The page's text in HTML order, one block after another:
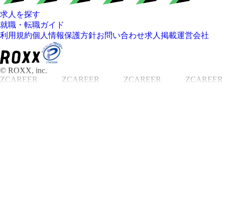
求人を探す
就職・転職ガイド
利用規約個人情報保護方針お問い合わせ求人掲載運営会社
© ROXX, inc.
ZCAREER
ZCAREER ZCAREER ZCAREER